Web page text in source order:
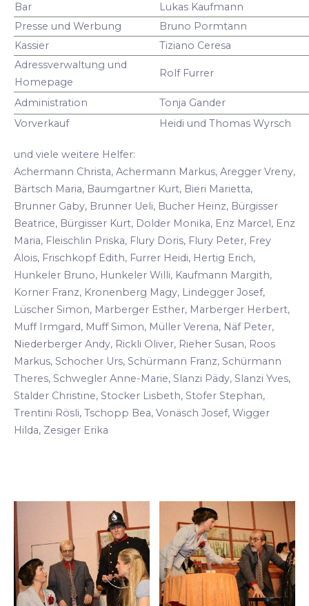
Bar
Lukas Kaufmann
Presse und Werbung
Bruno Pormtann
Kassier
Tiziano Ceresa
Adressverwaltung und
Homepage
Rolf Furrer
Administration
Tonja Gander
Vorverkauf
Heidi und Thomas Wyrsch
und viele weitere Helfer:
Achermann Christa, Achermann Markus, Aregger Vreny,
Bärtsch Maria, Baumgartner Kurt, Bieri Marietta,
Brunner Gaby, Brunner Ueli, Bucher Heinz, Bürgisser
Beatrice, Bürgisser Kurt, Dolder Monika, Enz Marcel, Enz
Maria, Fleischlin Priska, Flury Doris, Flury Peter, Frey
Alois, Frischkopf Edith, Furrer Heidi, Hertig Erich,
Hunkeler Bruno, Hunkeler Willi, Kaufmann Margith,
Korner Franz, Kronenberg Magy, Lindegger Josef,
Lüscher Simon, Marberger Esther, Marberger Herbert,
Muff Irmgard, Muff Simon, Müller Verena, Näf Peter,
Niederberger Andy, Rickli Oliver, Rieher Susan, Roos
Markus, Schocher Urs, Schürmann Franz, Schürmann
Theres, Schwegler Anne-Marie, Slanzi Pädy, Slanzi Yves,
Stalder Christine, Stocker Lisbeth, Stofer Stephan,
Trentini Rösli, Tschopp Bea, Vonäsch Josef, Wigger
Hilda, Zesiger Erika